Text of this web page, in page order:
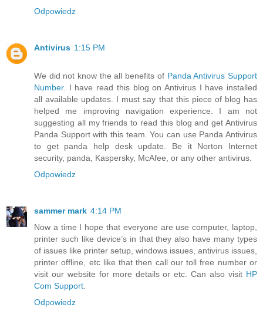
Odpowiedz
Antivirus 1:15 PM
We did not know the all benefits of Panda Antivirus Support
Number. I have read this blog on Antivirus I have installed
all available updates. I must say that this piece of blog has
helped me improving navigation experience. I am not
suggesting all my friends to read this blog and get Antivirus
Panda Support with this team. You can use Panda Antivirus
to get panda help desk update. Be it Norton Internet
security, panda, Kaspersky, McAfee, or any other antivirus.
Odpowiedz
sammer mark 4:14 PM
Now a time I hope that everyone are use computer, laptop,
printer such like device’s in that they also have many types
of issues like printer setup, windows issues, antivirus issues,
printer offline, etc like that then call our toll free number or
visit our website for more details or etc. Can also visit HP
Com Support
Odpowiedz